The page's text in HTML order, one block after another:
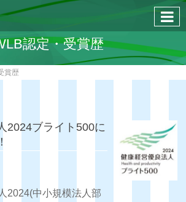
認定・受賞歴
賞歴
2024ブライト500に
2024(中小規模法人部